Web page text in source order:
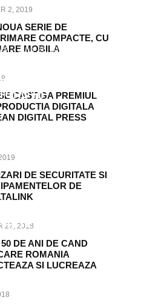
2, 2019
SERIE DE
COMPACTE, CU
MOBILA
· JULY 26, 2019
DE PRODUCTIE
HF
CASTIGA PREMIUL
DIGITALA
DIGITAL PRESS
DE SECURITATE SI
DE
AL BRD
27, 2018
DE ANI DE CAND
ROMANIA
SI LUCREAZA